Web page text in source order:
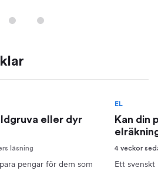
eller dyr
läsning
pengar för dem som
EL
Kan din
4 veckor
Ett svenskt